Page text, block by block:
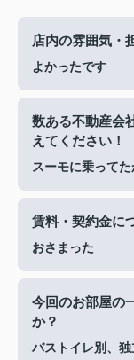
店内の雰囲気・
よかったです
数ある不動産会
えてください！
スーモに乗ってた
賃料・契約金に
おさまった
今回のお部屋の
か？
バストイレ別、